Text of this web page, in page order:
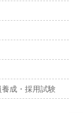
成・採用試験